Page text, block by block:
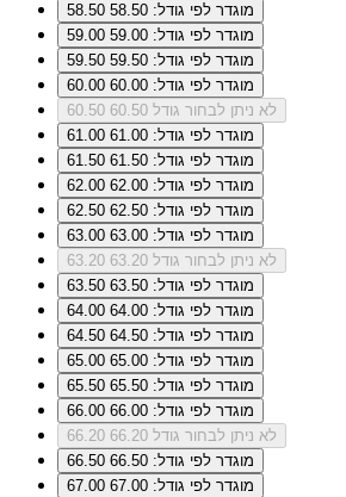
58.50
מוגדר לפי גודל: 58.50
59.00
מוגדר לפי גודל: 59.00
59.50
מוגדר לפי גודל: 59.50
60.00
מוגדר לפי גודל: 60.00
60.50
לא ניתן לבחור גודל 60.50
61.00
מוגדר לפי גודל: 61.00
61.50
מוגדר לפי גודל: 61.50
62.00
מוגדר לפי גודל: 62.00
62.50
מוגדר לפי גודל: 62.50
63.00
מוגדר לפי גודל: 63.00
63.20
לא ניתן לבחור גודל 63.20
63.50
מוגדר לפי גודל: 63.50
64.00
מוגדר לפי גודל: 64.00
64.50
מוגדר לפי גודל: 64.50
65.00
מוגדר לפי גודל: 65.00
65.50
מוגדר לפי גודל: 65.50
66.00
מוגדר לפי גודל: 66.00
66.20
לא ניתן לבחור גודל 66.20
66.50
מוגדר לפי גודל: 66.50
67.00
מוגדר לפי גודל: 67.00